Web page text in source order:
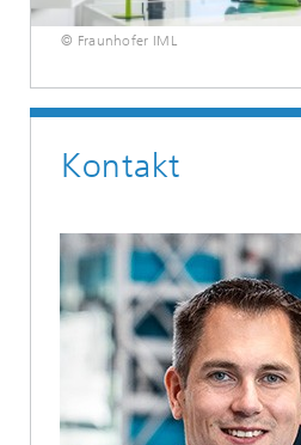
© Fraunhofer IML
Kontakt